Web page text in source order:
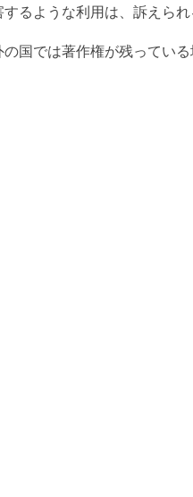
るような利用は、訴えられ
国では著作権が残っている